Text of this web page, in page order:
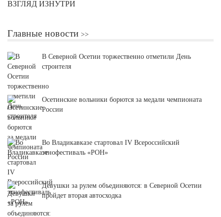
ВЗГЛЯД ИЗНУТРИ
Главные новости
В Северной Осетии торжественно отметили День
строителя
Осетинские вольники борются за медали чемпионата
России
Во Владикавказе стартовал IV Всероссийский
этнофестиваль «РОН»
Девушки за рулем объединяются: в Северной Осетии
пройдет вторая автосходка